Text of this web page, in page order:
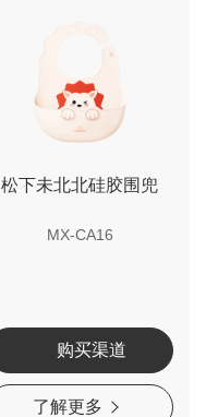
松下未北北硅胶围兜
MX-CA16
购买渠道
了解更多